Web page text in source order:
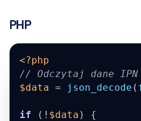
PHP
<?php
// Odczytaj dane IPN
$data = json_decode (
if ( ! $data )
{